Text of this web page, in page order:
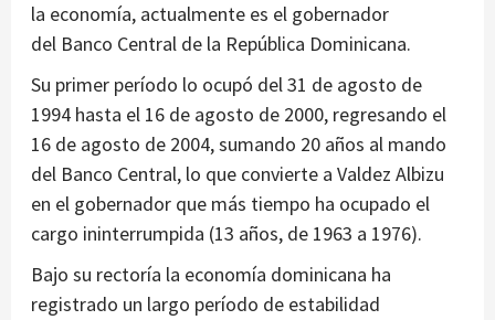
la economía, actualmente es el gobernador
del Banco Central de la República Dominicana.
Su primer período lo ocupó del 31 de agosto de
1994 hasta el 16 de agosto de 2000, regresando el
16 de agosto de 2004, sumando 20 años al mando
del Banco Central, lo que convierte a Valdez Albizu
en el gobernador que más tiempo ha ocupado el
cargo ininterrumpida (13 años, de 1963 a 1976).
Bajo su rectoría la economía dominicana ha
registrado un largo período de estabilidad